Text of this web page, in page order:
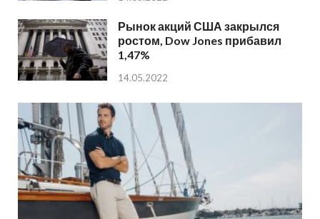
Рынок акций США закрылся
ростом, Dow Jones прибавил
1,47%
14.05.2022